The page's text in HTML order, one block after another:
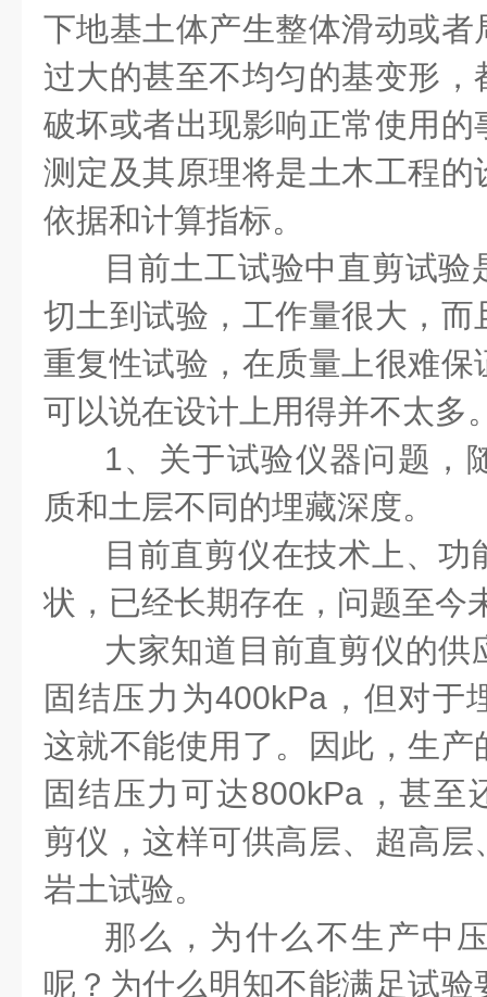
下地基土体产生整体滑动或
过大的甚至不均匀的基变形
破坏或者出现影响正常使用
测定及其原理将是土木工程
依据和计算指标。
目前土工试验中直剪试验
切土到试验，工作量很大，
重复性试验，在质量上很难
可以说在设计上用得并不太多
1、关于试验仪器问题，
质和土层不同的埋藏深度。
目前直剪仪在技术上、功
状，已经长期存在，问题至今
大家知道目前直剪仪的供
固结压力为400kPa，但对于
这就不能使用了。因此，生
固结压力可达800kPa，甚至
剪仪，这样可供高层、超高
岩土试验。
那么，为什么不生产中
呢？为什么明知不能满足试